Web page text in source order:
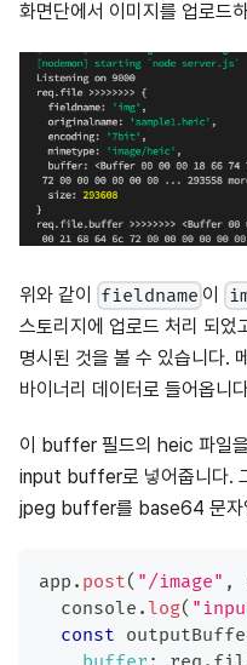
화면단에서 이미지를 업로드
위와 같이 fieldname 이
스토리지에 업로드 처리 되
명시된 것을 볼 수 있습니다.
바이너리 데이터로 들어옵니
이 buffer 필드의 heic 파일을
input buffer로 넣어줍니다.
jpeg buffer를 base64 문자
app . post( "/image" ,
console . log(
const